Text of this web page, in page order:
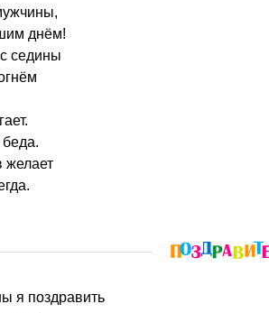
днём!
седины
беда.
желает
я поздравить